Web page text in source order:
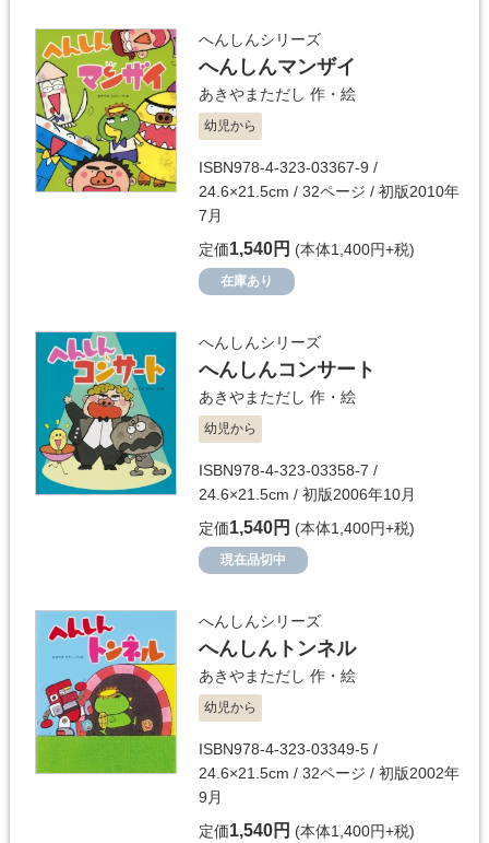
へんしんシリーズ
へんしんマンザイ
あきやまただし 作・絵
幼児から
ISBN978-4-323-03367-9 /
24.6×21.5cm / 32ページ / 初版2010年
7月
定価1,540円 (本体1,400円+税)
在庫あり
へんしんシリーズ
へんしんコンサート
あきやまただし 作・絵
幼児から
ISBN978-4-323-03358-7 /
24.6×21.5cm / 初版2006年10月
定価1,540円 (本体1,400円+税)
現在品切中
へんしんシリーズ
へんしんトンネル
あきやまただし 作・絵
幼児から
ISBN978-4-323-03349-5 /
24.6×21.5cm / 32ページ / 初版2002年
9月
定価1,540円 (本体1,400円+税)